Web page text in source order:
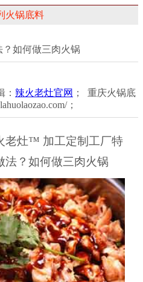
火锅底料
如何做三肉火锅
辣火老灶官网 ； 重庆火锅底
；
老灶™ 加工定制工厂特
法？如何做三肉火锅